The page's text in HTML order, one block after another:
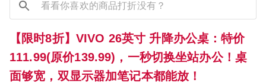
【限时8折】VIVO 26英寸 升降办公桌：特价
111.99(原价139.99)，一秒切换坐站办公！桌
面够宽，双显示器加笔记本都能放！